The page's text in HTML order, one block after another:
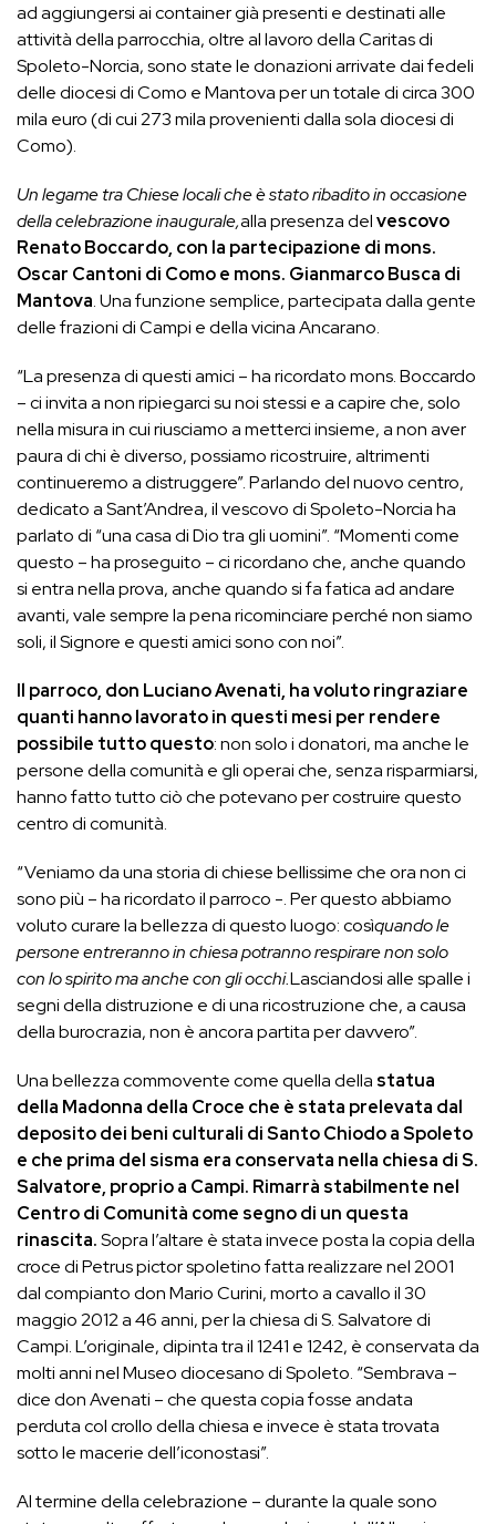
ad aggiungersi ai container già presenti e destinati alle
attività della parrocchia, oltre al lavoro della Caritas di
Spoleto-Norcia, sono state le donazioni arrivate dai fedeli
delle diocesi di Como e Mantova per un totale di circa 300
mila euro (di cui 273 mila provenienti dalla sola diocesi di
Como).
Un legame tra Chiese locali che è stato ribadito in occasione
della celebrazione inaugurale,alla presenza delvescovo
Renato Boccardo, con la partecipazione di mons.
Oscar Cantoni di Como e mons. Gianmarco Busca di
Mantova. Una funzione semplice, partecipata dalla gente
delle frazioni di Campi e della vicina Ancarano.
“La presenza di questi amici – ha ricordato mons. Boccardo
– ci invita a non ripiegarci su noi stessi e a capire che, solo
nella misura in cui riusciamo a metterci insieme, a non aver
paura di chi è diverso, possiamo ricostruire, altrimenti
continueremo a distruggere”. Parlando del nuovo centro,
dedicato a Sant’Andrea, il vescovo di Spoleto-Norcia ha
parlato di “una casa di Dio tra gli uomini”. “Momenti come
questo – ha proseguito – ci ricordano che, anche quando
si entra nella prova, anche quando si fa fatica ad andare
avanti, vale sempre la pena ricominciare perché non siamo
soli, il Signore e questi amici sono con noi”.
Il parroco, don Luciano Avenati, ha voluto ringraziare
quanti hanno lavorato in questi mesi per rendere
possibile tutto questo: non solo i donatori, ma anche le
persone della comunità e gli operai che, senza risparmiarsi,
hanno fatto tutto ciò che potevano per costruire questo
centro di comunità.
“Veniamo da una storia di chiese bellissime che ora non ci
sono più – ha ricordato il parroco -. Per questo abbiamo
voluto curare la bellezza di questo luogo: cosìquando le
persone entreranno in chiesa potranno respirare non solo
con lo spirito ma anche con gli occhi.Lasciandosi alle spalle i
segni della distruzione e di una ricostruzione che, a causa
della burocrazia, non è ancora partita per davvero”.
Una bellezza commovente come quella della statua
della Madonna della Croce che è stata prelevata dal
deposito dei beni culturali di Santo Chiodo a Spoleto
e che prima del sisma era conservata nella chiesa di S.
Salvatore, proprio a Campi. Rimarrà stabilmente nel
Centro di Comunità come segno di un questa
rinascita.Sopra l’altare è stata invece posta la copia della
croce di Petrus pictor spoletino fatta realizzare nel 2001
dal compianto don Mario Curini, morto a cavallo il 30
maggio 2012 a 46 anni, per la chiesa di S. Salvatore di
Campi. L’originale, dipinta tra il 1241 e 1242, è conservata da
molti anni nel Museo diocesano di Spoleto. “Sembrava –
dice don Avenati – che questa copia fosse andata
perduta col crollo della chiesa e invece è stata trovata
sotto le macerie dell’iconostasi”.
Al termine della celebrazione – durante la quale sono